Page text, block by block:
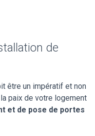
de
être un impératif et non
paix de votre logement
et de pose de portes